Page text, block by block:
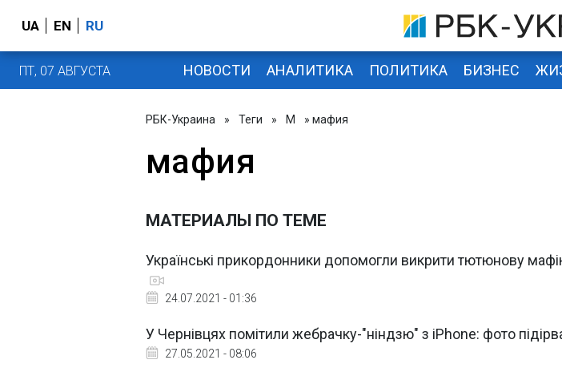
UA EN RU
ПТ, 07 АВГУСТА НОВОСТИ АНАЛИТИКА ПОЛИТИКА БИЗНЕС
РБК-Украина » Теги » М » мафия
мафия
МАТЕРИАЛЫ ПО ТЕМЕ
Українські прикордонники допомогли викрити тютюнову
24.07.2021 - 01:36
У Чернівцях помітили жебрачку-"ніндзю" з iPhone: фото
27.05.2021 - 08:06